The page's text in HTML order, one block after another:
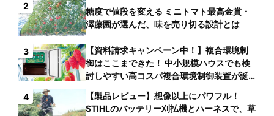
2
糖度で値段を変える ミニトマト最高金賞・
澤藤園が選んだ、味を売り切る設計とは
3
【資料請求キャンペーン中！】複合環境制
御はここまできた！ 中小規模ハウスでも検
討しやすい高コスパ複合環境制御装置が誕
4
【製品レビュー】想像以上にパワフル！
STIHLのバッテリー刈払機とハーネスで、草